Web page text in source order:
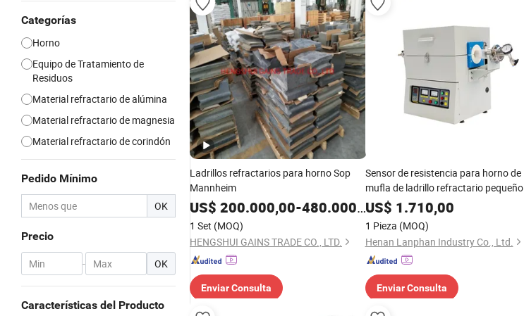
Categorías
Horno
Equipo de Tratamiento de
Residuos
Material refractario de alúmina
Material refractario de magnesia
Material refractario de corindón
Pedido Mínimo
OK
Precio
- OK
Características del Producto
Ladrillos refractarios para horno Sop
Mannheim
US$ 200.000,00-480.000,00
1 Set (MOQ)
HENGSHUI GAINS TRADE CO., LTD.
Enviar Consulta
Sensor de resistencia para horno de
mufla de ladrillo refractario pequeño
térmico
US$ 1.710,00
1 Pieza (MOQ)
Henan Lanphan Industry Co., Ltd.
Enviar Consulta